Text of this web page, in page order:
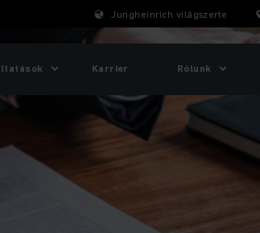
Jungheinrich világszerte
Karrier Rólunk